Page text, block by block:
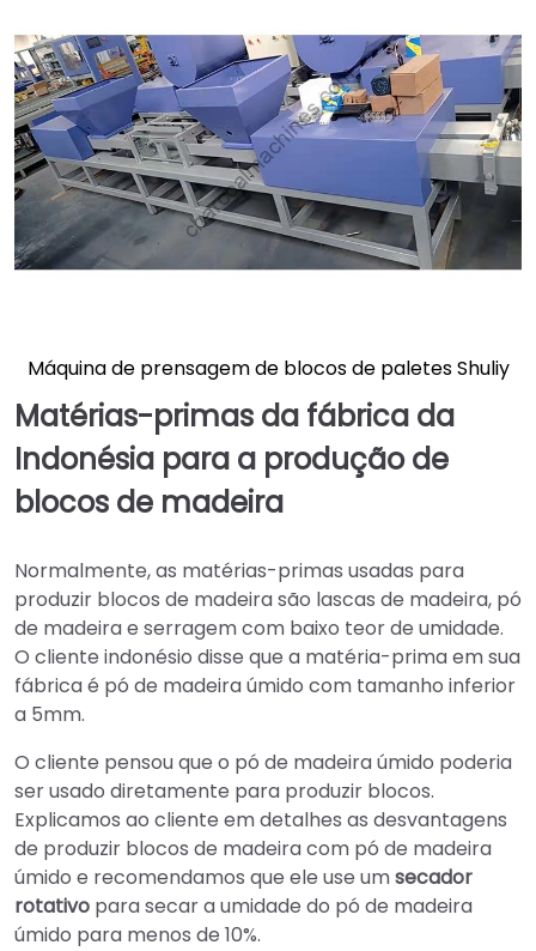
Máquina de prensagem de blocos de paletes Shuliy
Matérias-primas da fábrica da
Indonésia para a produção de
blocos de madeira
Normalmente, as matérias-primas usadas para
produzir blocos de madeira são lascas de madeira, pó
de madeira e serragem com baixo teor de umidade.
O cliente indonésio disse que a matéria-prima em sua
fábrica é pó de madeira úmido com tamanho inferior
a 5mm.
O cliente pensou que o pó de madeira úmido poderia
ser usado diretamente para produzir blocos.
Explicamos ao cliente em detalhes as desvantagens
de produzir blocos de madeira com pó de madeira
úmido e recomendamos que ele use umsecador
rotativo para secar a umidade do pó de madeira
úmido para menos de 10%.